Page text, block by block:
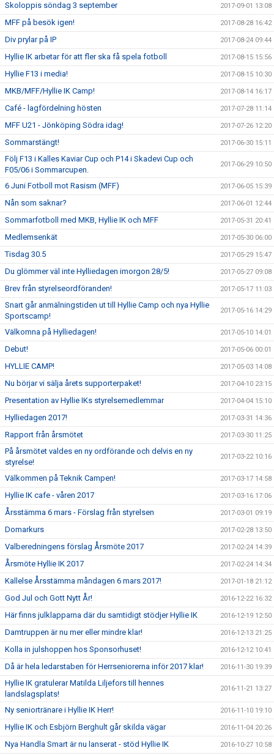
Skoloppis söndag 3 september 2017-09-01 13:08
MFF på besök igen! 2017-08-28 16:42
Div prylar på IP 2017-08-24 09:44
Hyllie IK arbetar för att fler ska få spela fotboll 2017-08-15 15:56
Hyllie F13 i media! 2017-08-15 10:30
MKB/MFF/Hyllie IK Camp! 2017-08-14 16:17
Café - lagfördelning hösten 2017-07-28 11:14
MFF U21 - Jönköping Södra idag! 2017-07-26 12:20
Sommarstängt! 2017-06-30 15:11
Följ F13 i Kalles Kaviar Cup och P14 i Skadevi Cup och
F05/06 i Sommarcupen.
2017-06-29 10:50
6 Juni Fotboll mot Rasism (MFF) 2017-06-05 15:39
Nån som saknar? 2017-06-01 12:44
Sommarfotboll med MKB, Hyllie IK och MFF 2017-05-31 20:41
Medlemsenkät 2017-05-30 06:00
Tisdag 30.5 2017-05-29 15:47
Du glömmer väl inte Hylliedagen imorgon 28/5! 2017-05-27 09:08
Brev från styrelseordföranden! 2017-05-17 11:03
Snart går anmälningstiden ut till Hyllie Camp och nya Hyllie
Sportscamp!
2017-05-16 14:29
Välkomna på Hylliedagen! 2017-05-10 14:01
Debut! 2017-05-06 00:01
HYLLIE CAMP! 2017-05-03 14:08
Nu börjar vi sälja årets supporterpaket! 2017-04-10 23:15
Presentation av Hyllie IKs styrelsemedlemmar 2017-04-04 15:10
Hylliedagen 2017! 2017-03-31 14:36
Rapport från årsmötet 2017-03-30 11:25
På årsmötet valdes en ny ordförande och delvis en ny
styrelse!
2017-03-22 10:16
Välkommen på Teknik Campen! 2017-03-17 14:58
Hyllie IK cafe - våren 2017 2017-03-16 17:06
Årsstämma 6 mars - Förslag från styrelsen 2017-03-01 09:19
Domarkurs 2017-02-28 13:50
Valberedningens förslag Årsmöte 2017 2017-02-24 14:39
Årsmöte Hyllie IK 2017 2017-02-24 14:34
Kallelse Årsstämma måndagen 6 mars 2017! 2017-01-18 21:12
God Jul och Gott Nytt År! 2016-12-22 16:32
Här finns julklapparna där du samtidigt stödjer Hyllie IK 2016-12-19 12:50
Damtruppen är nu mer eller mindre klar! 2016-12-13 21:25
Kolla in julshoppen hos Sponsorhuset! 2016-12-12 10:41
Då är hela ledarstaben för Herrseniorerna inför 2017 klar! 2016-11-30 19:39
Hyllie IK gratulerar Matilda Liljefors till hennes
landslagsplats!
2016-11-21 13:27
Ny seniortränare i Hyllie IK Herr! 2016-11-10 19:10
Hyllie IK och Esbjörn Berghult går skilda vägar 2016-11-04 20:26
Nya Handla Smart är nu lanserat - stöd Hyllie IK 2016-10-27 10:58